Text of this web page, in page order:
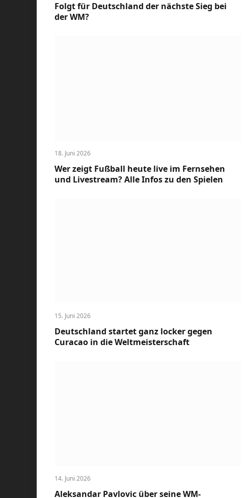
Folgt für Deutschland der nächste Sieg bei
der WM?
18. Juni 2026
Wer zeigt Fußball heute live im Fernsehen
und Livestream? Alle Infos zu den Spielen
15. Juni 2026
Deutschland startet ganz locker gegen
Curacao in die Weltmeisterschaft
14. Juni 2026
Aleksandar Pavlovic über seine WM-